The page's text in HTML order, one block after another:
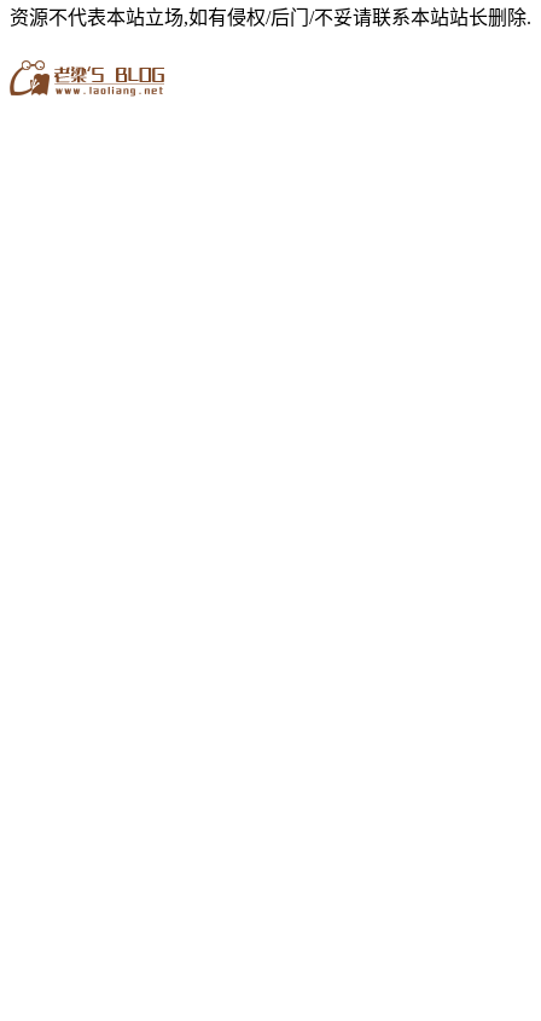
资源不代表本站立场,如有侵权/后门/不妥请联系本站站长删除.